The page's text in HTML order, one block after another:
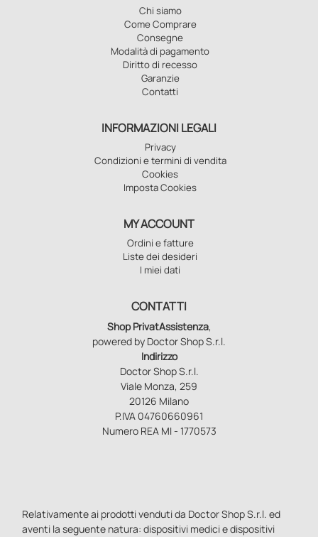
Chi siamo
Come Comprare
Consegne
Modalità di pagamento
Diritto di recesso
Garanzie
Contatti
INFORMAZIONI LEGALI
Privacy
Condizioni e termini di vendita
Cookies
Imposta Cookies
MY ACCOUNT
Ordini e fatture
Liste dei desideri
I miei dati
CONTATTI
Shop PrivatAssistenza,
powered by Doctor Shop S.r.l.
Indirizzo
Doctor Shop S.r.l.
Viale Monza, 259
20126 Milano
P.IVA 04760660961
Numero REA MI - 1770573
Relativamente ai prodotti venduti da Doctor Shop S.r.l. ed
aventi la seguente natura: dispositivi medici e dispositivi